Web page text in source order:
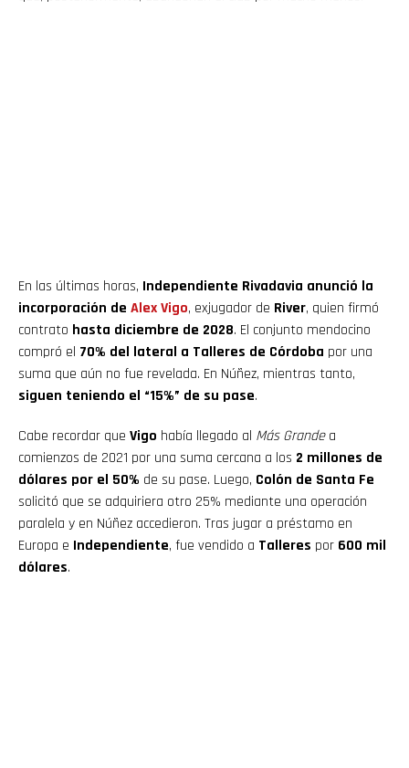
En las últimas horas, Independiente Rivadavia anunció la
incorporación de Alex Vigo, exjugador de River, quien firmó
contrato hasta diciembre de 2028. El conjunto mendocino
compró el 70% del lateral a Talleres de Córdoba por una
suma que aún no fue revelada. En Núñez, mientras tanto,
siguen teniendo el “15%” de su pase.
Cabe recordar que Vigo había llegado al Más Grandea
comienzos de 2021 por una suma cercana a los 2 millones de
dólares por el 50% de su pase. Luego, Colón de Santa Fe
solicitó que se adquiriera otro 25% mediante una operación
paralela y en Núñez accedieron. Tras jugar a préstamo en
Europa e Independiente, fue vendido a Talleres por 600 mil
dólares.